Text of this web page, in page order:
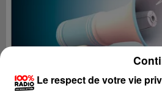
Le respect de votre vie